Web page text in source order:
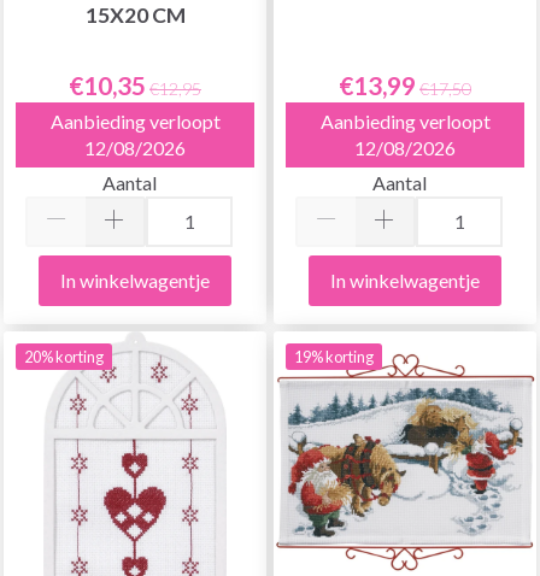
15X20 CM
€10,35 €12,95
Aanbieding verloopt
12/08/2026
Aantal
In winkelwagentje
€13,99 €17,50
Aanbieding verloopt
12/08/2026
Aantal
In winkelwagentje
20% korting 19% korting